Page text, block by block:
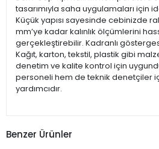
tasarımıyla saha uygulamaları için
Küçük yapısı sayesinde cebinizde
mm’ye kadar kalınlık ölçümlerini
gerçekleştirebilir. Kadranlı
Kağıt, karton, tekstil, plastik gibi
denetim ve kalite kontrol için
personeli hem de teknik denetçiler
yardımcıdır.
Benzer Ürünler